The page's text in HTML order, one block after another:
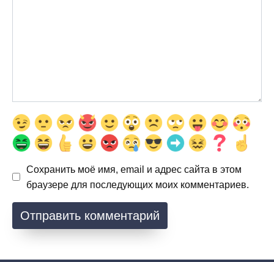
Сохранить моё имя, email и адрес сайта в этом
браузере для последующих моих комментариев.